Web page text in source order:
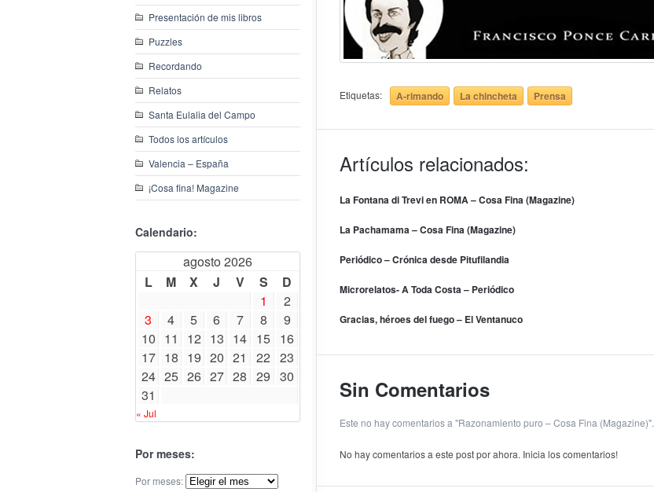
Presentación de mis libros
Puzzles
Recordando
Relatos
Santa Eulalia del Campo
Todos los artículos
Valencia – España
¡Cosa fina! Magazine
Calendario:
agosto 2026
L
M X J V S
D
1
2
3
4 5 6 7 8
9
10 11 12 13 14 15 16
17 18 19 20 21 22 23
24 25 26 27 28 29 30
31
« Jul
Por meses:
Por meses:
Etiquetas: A-rimando La chincheta Prensa
Artículos relacionados:
La Fontana di Trevi en ROMA – Cosa Fina (Magazine)
La Pachamama – Cosa Fina (Magazine)
Periódico – Crónica desde Pitufilandia
Microrelatos- A Toda Costa – Periódico
Gracias, héroes del fuego – El Ventanuco
Sin Comentarios
Este no hay comentarios a "Razonamiento puro – Cosa Fina (Magazine)".
No hay comentarios a este post por ahora. Inicia los comentarios!